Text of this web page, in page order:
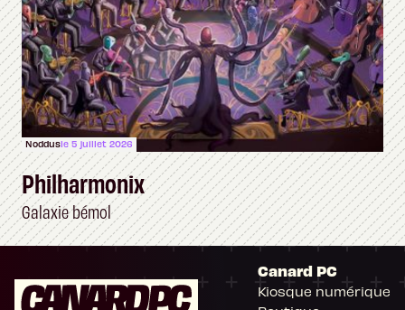
Noddusle 5 juillet 2026
Philharmonix
Galaxie bémol
Canard PC
Kiosque numérique